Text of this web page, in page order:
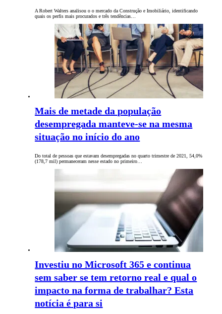
A Robert Walters analisou o o mercado da Construção e Imobiliário, identificando
quais os perfis mais procurados e três tendências…
Mais de metade da população
desempregada manteve-se na mesma
situação no início do ano
Do total de pessoas que estavam desempregadas no quarto trimestre de 2021, 54,0%
(178,7 mil) permaneceram nesse estado no primeiro…
Investiu no Microsoft 365 e continua
sem saber se tem retorno real e qual o
impacto na forma de trabalhar? Esta
notícia é para si